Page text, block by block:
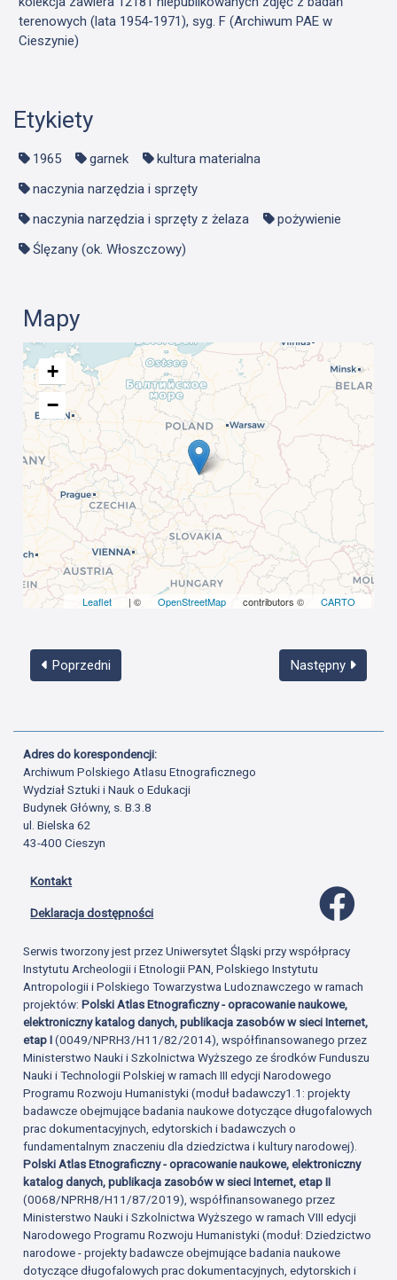
terenowych (lata 1954-1971), syg. F (Archiwum PAE w
Cieszynie)
Etykiety
1965 garnek
kultura materialna
naczynia narzędzia i sprzęty
naczynia narzędzia i sprzęty z żelaza
pożywienie
Ślęzany (ok. Włoszczowy)
Mapy
+
−
Leaflet | © OpenStreetMap contributors © CARTO
Poprzedni Następny
Adres do korespondencji:
Archiwum Polskiego Atlasu Etnograficznego
Wydział Sztuki i Nauk o Edukacji
Budynek Główny, s. B.3.8
ul. Bielska 62
43-400 Cieszyn
Kontakt
Deklaracja dostępności
Serwis tworzony jest przez Uniwersytet Śląski przy współpracy
Instytutu Archeologii i Etnologii PAN, Polskiego Instytutu
Antropologii i Polskiego Towarzystwa Ludoznawczego w ramach
projektów:Polski Atlas Etnograficzny - opracowanie naukowe,
elektroniczny katalog danych, publikacja zasobów w sieci Internet,
etap I(0049/NPRH3/H11/82/2014), współfinansowanego przez
Ministerstwo Nauki i Szkolnictwa Wyższego ze środków Funduszu
Nauki i Technologii Polskiej w ramach III edycji Narodowego
Programu Rozwoju Humanistyki (moduł badawczy1.1: projekty
badawcze obejmujące badania naukowe dotyczące długofalowych
prac dokumentacyjnych, edytorskich i badawczych o
fundamentalnym znaczeniu dla dziedzictwa i kultury narodowej).
Polski Atlas Etnograficzny - opracowanie naukowe, elektroniczny
katalog danych, publikacja zasobów w sieci Internet, etap II
(0068/NPRH8/H11/87/2019), współfinansowanego przez
Ministerstwo Nauki i Szkolnictwa Wyższego w ramach VIII edycji
Narodowego Programu Rozwoju Humanistyki (moduł: Dziedzictwo
narodowe - projekty badawcze obejmujące badania naukowe
dotyczące długofalowych prac dokumentacyjnych, edytorskich i